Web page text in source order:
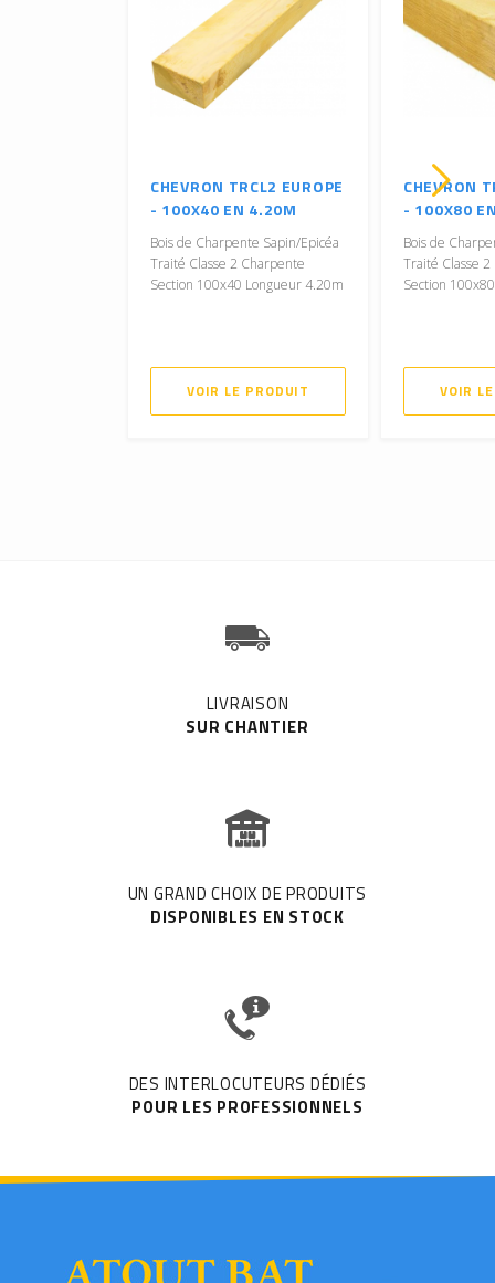
CHEVRON TRCL2 EUROPE
- 100X40 EN 4.20M
Bois de Charpente Sapin/Epicéa
Traité Classe 2 Charpente
Section 100x40 Longueur 4.20m
VOIR LE PRODUIT
CHEVRON
- 100X80
Bois de
Traité Classe
Section
VOIR
LIVRAISON
SUR CHANTIER
UN GRAND CHOIX DE PRODUITS
DISPONIBLES EN STOCK
DES INTERLOCUTEURS DÉDIÉS
POUR LES PROFESSIONNELS